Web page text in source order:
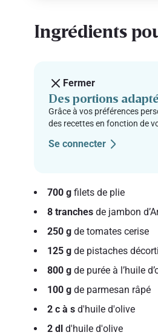
Ingrédients
Fermer
Des portions
Grâce à vos préférences
des recettes en fonction de
Se connecter
700 g filets de plie
8 tranches de jambon
250 g de tomates cerise
125 g de pistaches
800 g de purée à l’huile
100 g de parmesan râpé
2 c à s d'huile d'olive
2 dl d'huile d'olive